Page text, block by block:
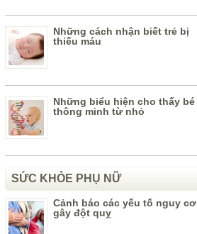
Những cách nhận biết trẻ bị
thiếu máu
Những biểu hiện cho thấy bé
thông minh từ nhỏ
SỨC KHỎE PHỤ NỮ
Cảnh báo các yếu tố nguy cơ
gây đột quỵ